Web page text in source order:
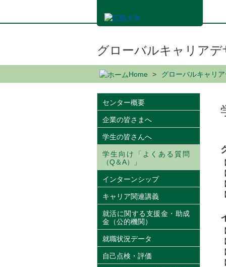
ン
グローバルキャリア
Home グローバルキャリ
センター概要
企業の皆さまへ
学生の皆さんへ
学生向け「よくある質問
（Q＆A）」
インターンシップ
キャリア関連講義
就活に関する支援金・助成
金（公的機関）
就職状況データ
自己点検・評価